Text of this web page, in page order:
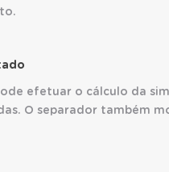
efetuar o cálculo da
O separador também